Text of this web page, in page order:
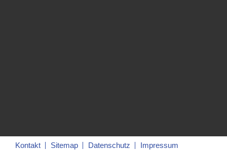
Kontakt Sitemap Datenschutz Impressum